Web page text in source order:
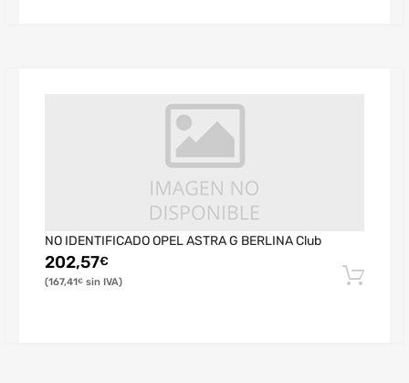
NO IDENTIFICADO OPEL ASTRA G BERLINA Club
202,57€
167,41€